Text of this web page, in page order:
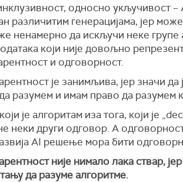
односно укључивост –
различитим генерацијама, јер
ненамерно да искључи неке групе
који није довољно
и одговорност.
је занимљива, јер значи да
разумем и имам право да разумем
је алгоритам иза тога, који је
неки други одговор. А
AI решење мора бити
није нимало лака ствар,
да разуме алгоритме.